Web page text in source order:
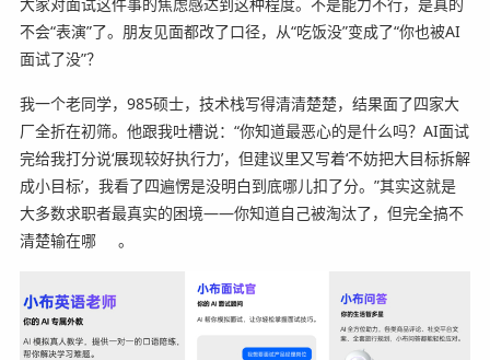
不会“表演”了。朋友见面都改了口径，从“吃饭没”变成了“你也被AI
面试了没”？
我一个老同学，985硕士，技术栈写得清清楚楚，结果面了四家大
厂全折在初筛。他跟我吐槽说：“你知道最恶心的是什么吗？AI面试
完给我打分说‘展现较好执行力’，但建议里又写着‘不妨把大目标拆解
成小目标’，我看了四遍愣是没明白到底哪儿扣了分。”其实这就是
大多数求职者最真实的困境——你知道自己被淘汰了，但完全搞不
清楚输在哪
。